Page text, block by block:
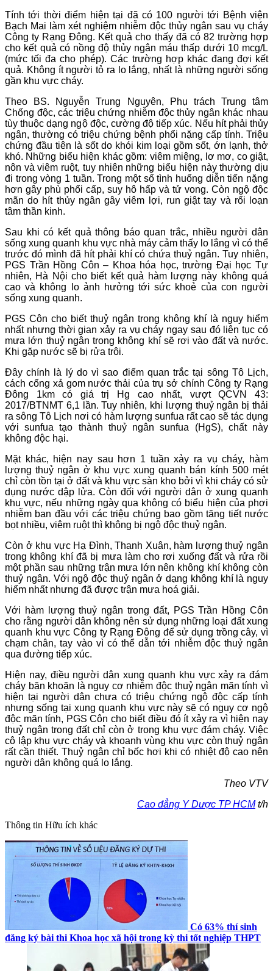
Tính tới thời điểm hiện tại đã có 100 người tới Bệnh viện
Bạch Mai làm xét nghiệm nhiễm độc thủy ngân sau vụ cháy
Công ty Rạng Đông. Kết quả cho thấy đã có 82 trường hợp
cho kết quả có nồng độ thủy ngân máu thấp dưới 10 mcg/L
(mức tối đa cho phép). Các trường hợp khác đang đợi kết
quả. Không ít người tỏ ra lo lắng, nhất là những người sống
gần khu vực cháy.
Theo BS. Nguyễn Trung Nguyên, Phụ trách Trung tâm
Chống độc, các triệu chứng nhiễm độc thủy ngân khác nhau
tùy thuộc dạng ngộ độc, cường độ tiếp xúc. Nếu hít phải thủy
ngân, thường có triệu chứng bệnh phổi nặng cấp tính. Triệu
chứng đầu tiên là sốt do khói kim loại gồm sốt, ớn lạnh, thở
khó. Những biểu hiện khác gồm: viêm miệng, lơ mơ, co giật,
nôn và viêm ruột, tuy nhiên những biểu hiện này thường dịu
đi trong vòng 1 tuần. Trong một số tình huống diễn tiến nặng
hơn gây phù phổi cấp, suy hô hấp và tử vong. Còn ngộ độc
mãn do hít thủy ngân gây viêm lợi, run giật tay và rối loạn
tâm thần kinh.
Sau khi có kết quả thông báo quan trắc, nhiều người dân
sống xung quanh khu vực nhà máy cảm thấy lo lắng vì có thể
trước đó mình đã hít phải khí có chứa thuỷ ngân. Tuy nhiên,
PGS Trần Hồng Côn – Khoa hóa học, trường Đại học Tự
nhiên, Hà Nội cho biết kết quả hàm lượng này không quá
cao và không lo ảnh hưởng tới sức khoẻ của con người
sống xung quanh.
PGS Côn cho biết thuỷ ngân trong không khí là nguy hiểm
nhất nhưng thời gian xảy ra vụ cháy ngay sau đó liên tục có
mưa lớn thuỷ ngân trong không khí sẽ rơi vào đất và nước.
Khi gặp nước sẽ bị rửa trôi.
Đây chính là lý do vì sao điểm quan trắc tại sông Tô Lịch,
cách cống xả gom nước thải của trụ sở chính Công ty Rạng
Đông 1km có giá trị Hg cao nhất, vượt QCVN 43:
2017/BTNMT 6,1 lần. Tuy nhiên, khi lượng thuỷ ngân bị thải
ra sông Tô Lịch nơi có hàm lượng sunfua rất cao sẽ tác dụng
với sunfua tạo thành thuỷ ngân sunfua (HgS), chất này
không độc hại.
Mặt khác, hiện nay sau hơn 1 tuần xảy ra vụ cháy, hàm
lượng thuỷ ngân ở khu vực xung quanh bán kính 500 mét
chỉ còn tồn tại ở đất và khu vực sàn kho bởi vì khi cháy có sử
dụng nước dập lửa. Còn đối với người dân ở xung quanh
khu vực, nếu những ngày qua không có biểu hiện của phơi
nhiễm ban đầu với các triệu chứng bao gồm tăng tiết nước
bọt nhiều, viêm ruột thì không bị ngộ độc thuỷ ngân.
Còn ở khu vực Hạ Đình, Thanh Xuân, hàm lượng thuỷ ngân
trong không khí đã bị mưa làm cho rơi xuống đất và rửa rồi
một phần sau những trận mưa lớn nên không khí không còn
thuỷ ngân. Với ngộ độc thuỷ ngân ở dạng không khí là nguy
hiểm nhất nhưng đã được trận mưa hoá giải.
Với hàm lượng thuỷ ngân trong đất, PGS Trần Hồng Côn
cho rằng người dân không nên sử dụng những loại đất xung
quanh khu vực Công ty Rạng Đông để sử dụng trồng cây, vì
chạm chân, tay vào vì có thể dẫn tới nhiễm độc thuỷ ngân
qua đường tiếp xúc.
Hiện nay, điều người dân xung quanh khu vực xảy ra đám
cháy băn khoăn là nguy cơ nhiễm độc thuỷ ngân mãn tính vì
hiện tại người dân chưa có triệu chứng ngộ độc cấp tính
nhưng sống tại xung quanh khu vực này sẽ có nguy cơ ngộ
độc mãn tính, PGS Côn cho biết điều đó ít xảy ra vì hiện nay
thuỷ ngân trong đất chỉ còn ở trong khu vực đám cháy. Việc
cô lập khu vực cháy và khoanh vùng khu vực còn thuỷ ngân
rất cần thiết. Thuỷ ngân chỉ bốc hơi khi có nhiệt độ cao nên
người dân không quá lo lắng.
Theo VTV
Cao đẳng Y Dược TP HCMt/h
Thông tin Hữu ích khác
Có 63% thí sinh
đăng ký bài thi Khoa học xã hội trong kỳ thi tốt nghiệp THPT